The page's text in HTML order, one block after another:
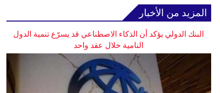
المزيد من الأخبار
البنك الدولي يؤكد أن الذكاء الاصطناعي قد يسرّع تنمية الدول
النامية خلال عقد واحد